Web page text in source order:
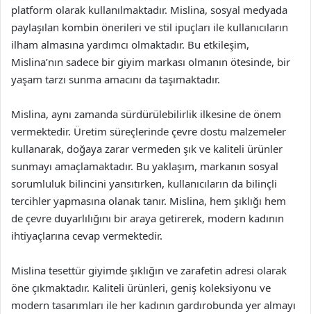
platform olarak kullanılmaktadır. Mislina, sosyal medyada
paylaşılan kombin önerileri ve stil ipuçları ile kullanıcıların
ilham almasına yardımcı olmaktadır. Bu etkileşim,
Mislina’nın sadece bir giyim markası olmanın ötesinde, bir
yaşam tarzı sunma amacını da taşımaktadır.
Mislina, aynı zamanda sürdürülebilirlik ilkesine de önem
vermektedir. Üretim süreçlerinde çevre dostu malzemeler
kullanarak, doğaya zarar vermeden şık ve kaliteli ürünler
sunmayı amaçlamaktadır. Bu yaklaşım, markanın sosyal
sorumluluk bilincini yansıtırken, kullanıcıların da bilinçli
tercihler yapmasına olanak tanır. Mislina, hem şıklığı hem
de çevre duyarlılığını bir araya getirerek, modern kadının
ihtiyaçlarına cevap vermektedir.
Mislina tesettür giyimde şıklığın ve zarafetin adresi olarak
öne çıkmaktadır. Kaliteli ürünleri, geniş koleksiyonu ve
modern tasarımları ile her kadının gardırobunda yer almayı